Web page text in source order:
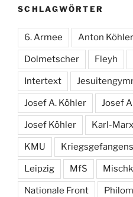
SCHLAGWÖRTER
6. Armee Anton Köhler
Dolmetscher Fleyh
Intertext
Josef A. Köhler Josef
Josef Köhler Karl-
KMU
Leipzig MfS
Nationale Front